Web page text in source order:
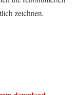
zeichnen.